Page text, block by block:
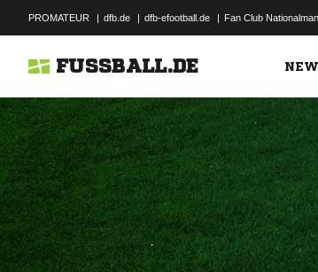
PROMATEUR | dfb.de | dfb-efootball.de | Fan Club
FUSSBALL.DE